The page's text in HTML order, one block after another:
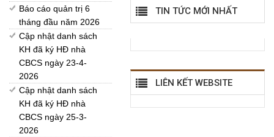
Báo cáo quản trị 6
tháng đầu năm 2026
Cập nhật danh sách
KH đã ký HĐ nhà
CBCS ngày 23-4-
2026
Cập nhật danh sách
KH đã ký HĐ nhà
CBCS ngày 25-3-
2026
TIN TỨC MỚI NHẤT
LIÊN KẾT WEBSITE